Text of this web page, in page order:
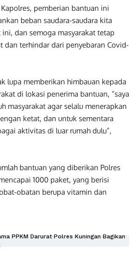
pemberian bantuan ini
beban saudara-saudara kita
dan semoga masyarakat tetap
dan terhindar dari penyebaran Covid-
lupa memberikan himbauan kepada
di lokasi penerima bantuan, “saya
masyarakat agar selalu menerapkan
ketat, dan untuk sementara
aktivitas di luar rumah dulu”,
bantuan yang diberikan Polres
1000 paket, yang berisi
obatan berupa vitamin dan
PPKM Darurat Polres Kuningan Bagikan